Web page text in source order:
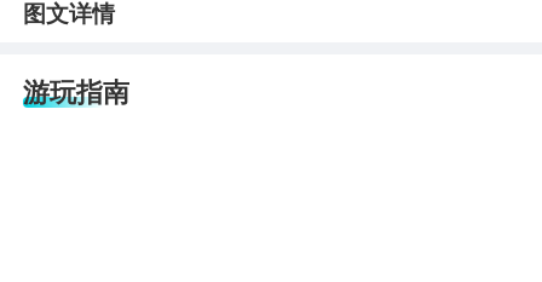
图文详情
游玩指南